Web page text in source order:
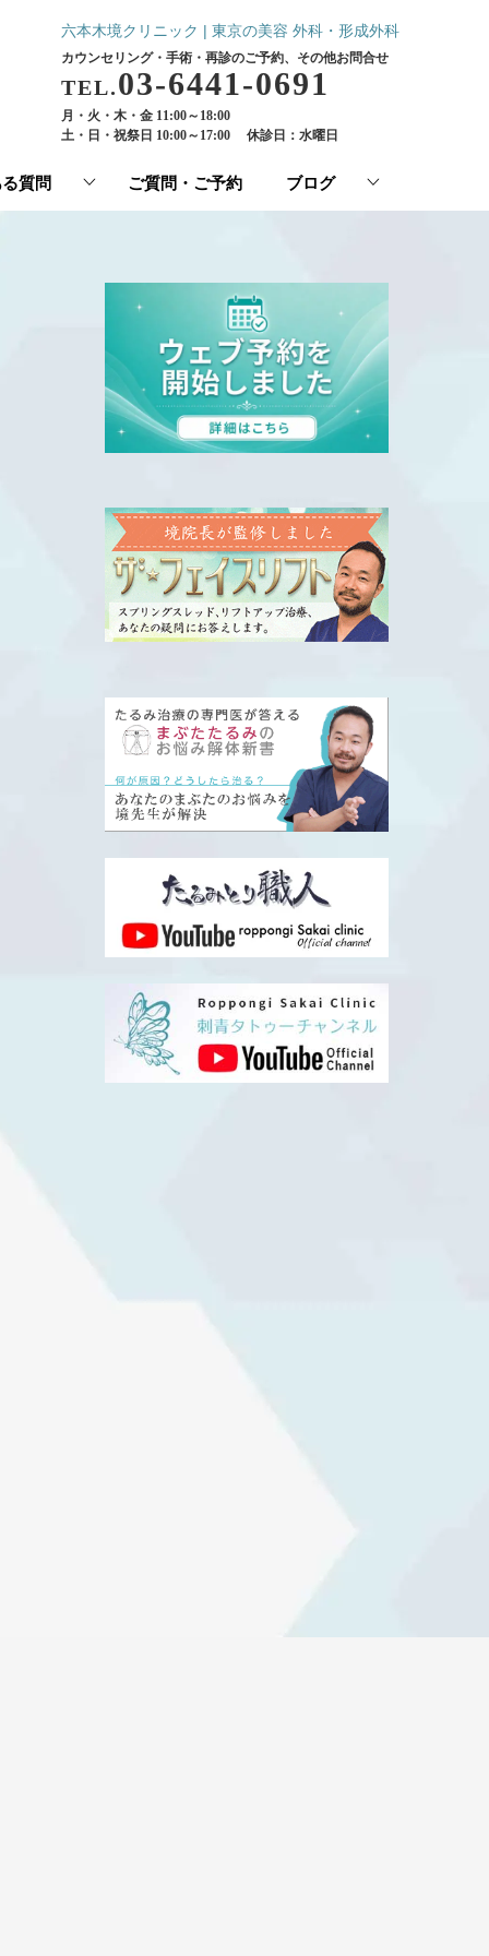
六本木境クリニック | 東京の美容 外科・形成外科
カウンセリング・手術・再診のご予約、その他お問合せ
TEL.03-6441-0691
月・火・木・金 11:00～18:00
土・日・祝祭日 10:00～17:00
休診日：水曜日
質問 ご質問・ご予約 ブログ